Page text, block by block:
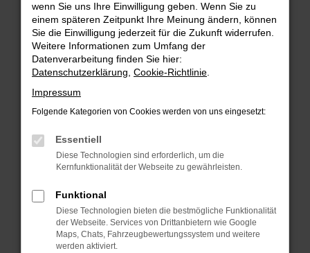
Beim Laden ist ein Fehler aufgetreten.
Hier sind ein paar Tipps, die dir helfen können:
Überprüfe deine Firewall und deine
Internetverbindung.
Laden andere Webseiten, zum Beispiel deine
Suchmaschine?
Prüfe deine Browsererweiterungen.
Manche Erweiterungen, wie Werbeblocker,
können das Laden bestimmter Seiten
verhindern. Funktioniert die Seite in einem
Fenster?
Starte dein Gerät neu.
Das kann manchmal helfen, vorübergehende
Probleme zu beheben.
wenn Sie uns Ihre Einwilligung geben. Wenn Sie zu
einem späteren Zeitpunkt Ihre Meinung ändern, können
Sie die Einwilligung jederzeit für die Zukunft widerrufen.
Weitere Informationen zum Umfang der
Datenverarbeitung finden Sie hier:
Datenschutzerklärung Cookie-Richtlinie
Impressum
Folgende Kategorien von Cookies werden von uns eingesetzt:
Essentiell
Diese Technologien sind erforderlich, um die
Kernfunktionalität der Webseite zu gewährleisten.
Funktional
Diese Technologien bieten die bestmögliche Funktionalität
der Webseite. Services von Drittanbietern wie Google
Maps, Chats, Fahrzeugbewertungssystem und weitere
werden aktiviert.